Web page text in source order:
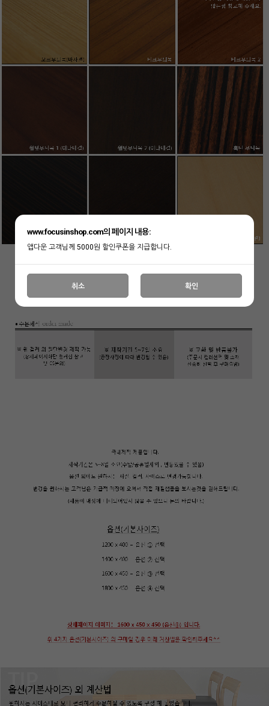
www.focusinshop.com의 페이지 내용:
앱다운 고객님께 5000원 할인쿠폰을 지급합니다.
취소 확인